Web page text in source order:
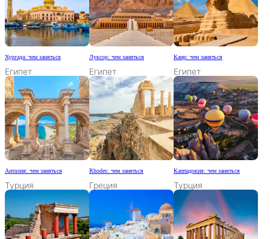
Хургада: чем заняться
Египет
Луксор: чем заняться
Египет
Каир: чем заняться
Египет
Анталия: чем заняться
Турция
Rhodes: чем заняться
Греция
Каппадокия: чем заняться
Турция